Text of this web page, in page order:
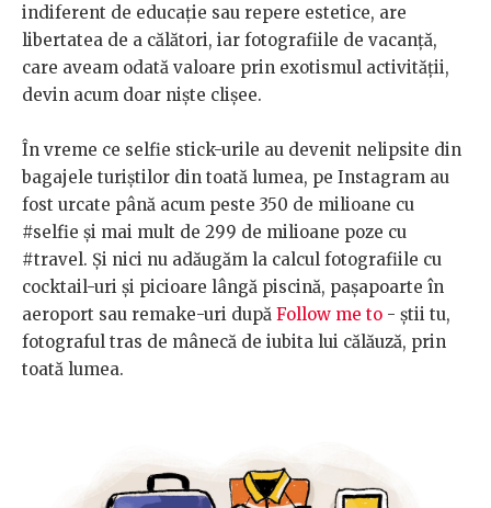
indiferent de educație sau repere estetice, are
libertatea de a călători, iar fotografiile de vacanță,
care aveam odată valoare prin exotismul activității,
devin acum doar niște clișee.
În vreme ce selfie stick-urile au devenit nelipsite din
bagajele turiștilor din toată lumea, pe Instagram au
fost urcate până acum peste 350 de milioane cu
#selfie și mai mult de 299 de milioane poze cu
#travel. Și nici nu adăugăm la calcul fotografiile cu
cocktail-uri și picioare lângă piscină, pașapoarte în
aeroport sau remake-uri după Follow me to - știi tu,
fotograful tras de mânecă de iubita lui călăuză, prin
toată lumea.